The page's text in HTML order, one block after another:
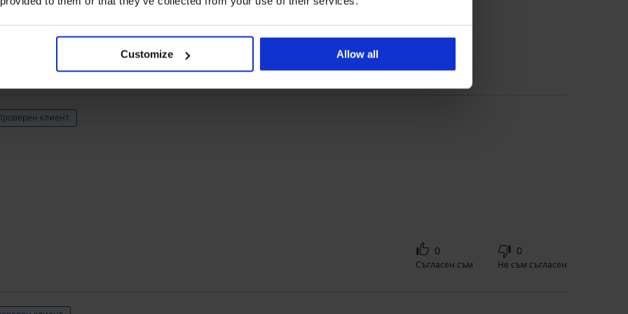
Customize Allow all
Закупен след 'Консултация' за размер
клиент
0
Съгласен съм
0
Не съм съгласен